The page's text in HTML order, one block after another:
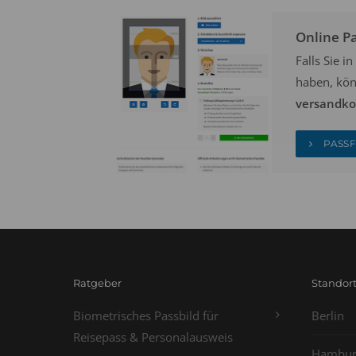
Online
Falls Sie
haben,
Ratgeber
Biometrisches Passbild für
Reisepass & Personalausweis
Berlin